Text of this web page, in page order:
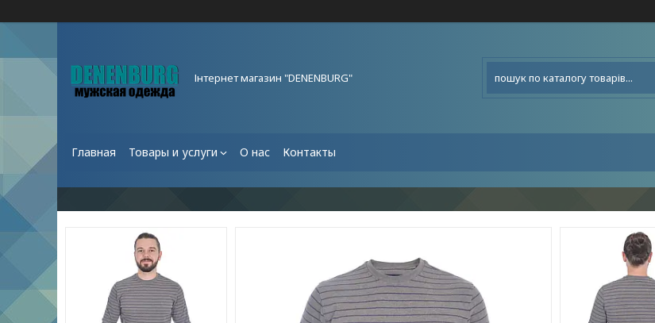
Інтернет магазин "DENENBURG"
Главная Товары и услуги О нас Контакты